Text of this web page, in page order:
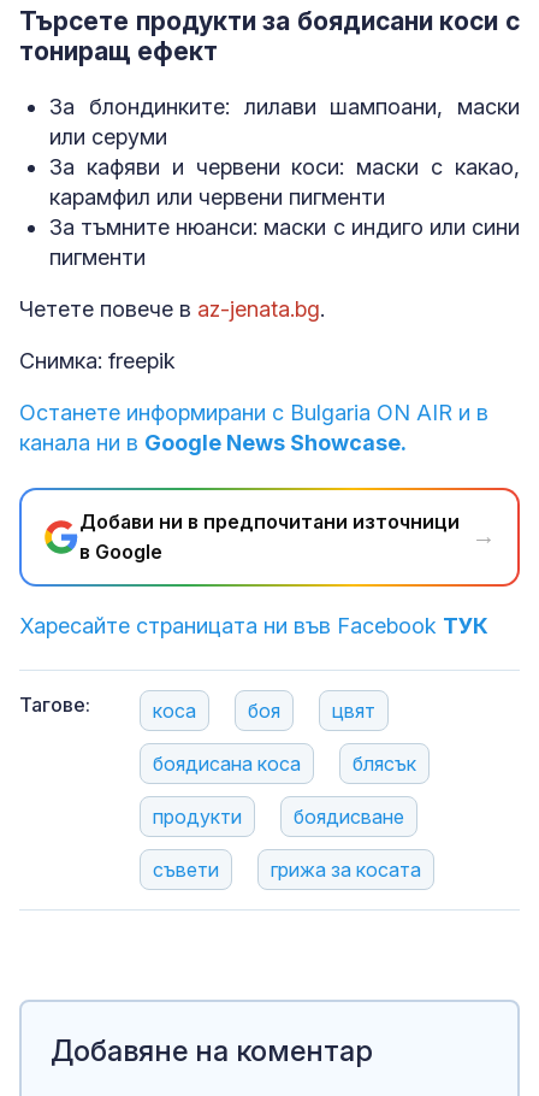
Търсете продукти за боядисани коси с
тониращ ефект
За блондинките: лилави шампоани, маски
или серуми
За кафяви и червени коси: маски с какао,
карамфил или червени пигменти
За тъмните нюанси: маски с индиго или сини
пигменти
Четете повече в az-jenata.bg.
Снимка: freepik
Останете информирани с Bulgaria ON AIR и в
канала ни в Google News Showcase.
Добави ни в предпочитани източници
в Google
→
Харесайте страницата ни във Facebook ТУК
Тагове: коса боя цвят
боядисана коса блясък
продукти боядисване
съвети грижа за косата
Добавяне на коментар